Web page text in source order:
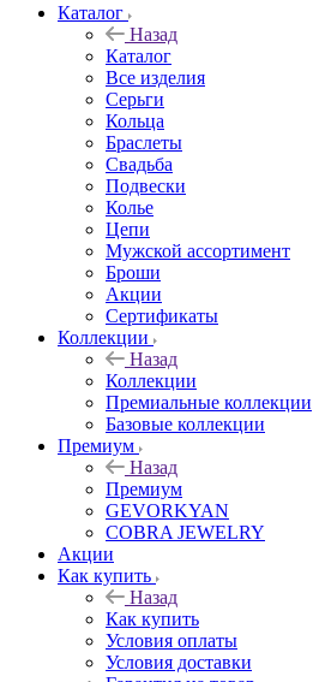
Каталог
Назад
Каталог
Все изделия
Серьги
Кольца
Браслеты
Свадьба
Подвески
Колье
Цепи
Мужской ассортимент
Броши
Акции
Сертификаты
Коллекции
Назад
Коллекции
Премиальные коллекции
Базовые коллекции
Премиум
Назад
Премиум
GEVORKYAN
COBRA JEWELRY
Акции
Как купить
Назад
Как купить
Условия оплаты
Условия доставки